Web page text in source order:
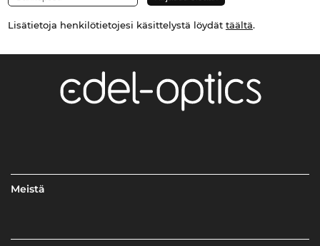
Lisätietoja henkilötietojesi käsittelystä löydät täältä.
Meistä